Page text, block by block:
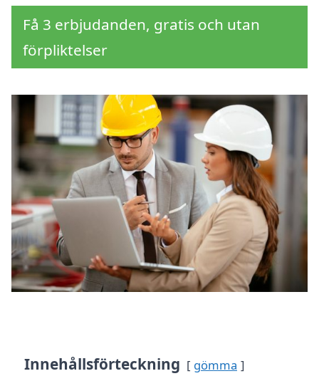
Få 3 erbjudanden, gratis och utan
förpliktelser
Innehållsförteckning gömma